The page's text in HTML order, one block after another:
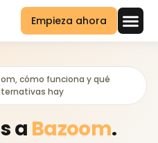
Empieza ahora
cómo funciona y qué
hay
a Bazoom.